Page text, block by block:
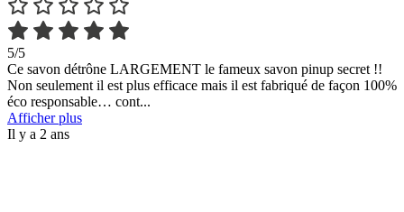
5/5
Ce savon détrône LARGEMENT le fameux savon pinup secret !!
Non seulement il est plus efficace mais il est fabriqué de façon 100%
éco responsable… cont...
Afficher plus
Il y a 2 ans